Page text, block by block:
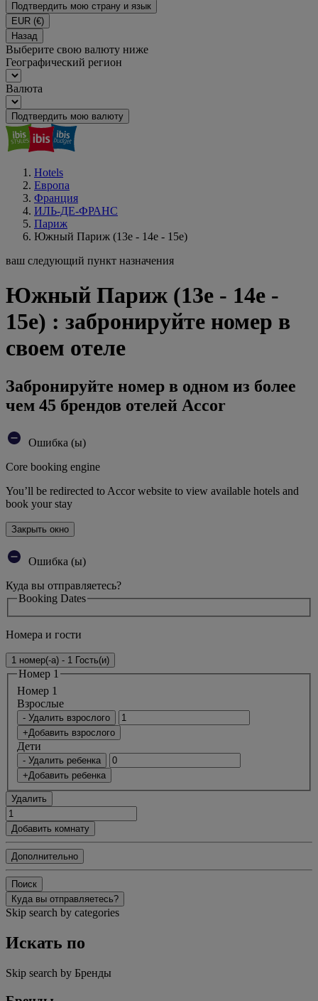
Подтвердить мою страну и язык
EUR (€)
Назад
Выберите свою валюту ниже
Географический регион
Валюта
Подтвердить мою валюту
Hotels
Европа
Франция
ИЛЬ-ДЕ-ФРАНС
Париж
Южный Париж (13e - 14e - 15e)
ваш следующий пункт назначения
Южный Париж (13e - 14e -
15e) : забронируйте номер в
своем отеле
Забронируйте номер в одном из более
чем 45 брендов отелей Accor
Ошибка (ы)
Core booking engine
You’ll be redirected to Accor website to view available hotels and
book your stay
Закрыть окно
Ошибка (ы)
Куда вы отправляетесь?
Booking Dates
Номера и гости
1 номер(-а) - 1 Гость(и)
Номер 1
Номер 1
Bзрослые
- Удалить взрослого
+Добавить взрослого
Дети
- Удалить ребенка
+Добавить ребенка
Удалить
Добавить комнату
Дополнительно
Поиск
Куда вы отправляетесь?
Skip search by categories
Искать по
Skip search by Бренды